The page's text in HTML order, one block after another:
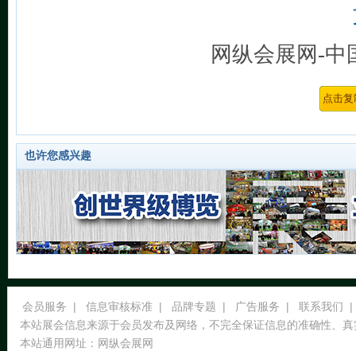
网纵会展网-中
也许您感兴趣
会员服务 | 信息审核标准 | 品牌专题 | 广告服务 | 联系我们
|
本站展会信息来源于会员发布及网络，不完全保证信息的准确性、
本站通用网址： 网纵会展网